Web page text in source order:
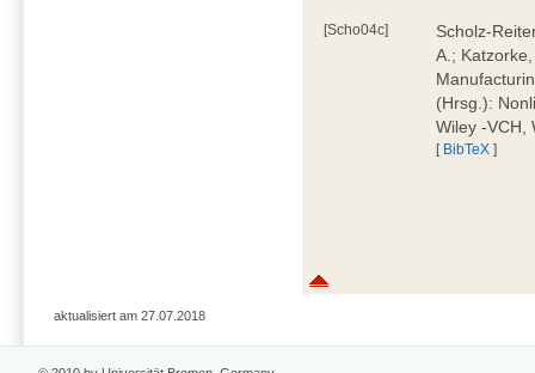
[Scho04c]
Scholz-
A.;
(Hrsg.):
Wiley -VCH,
[ BibTeX ]
aktualisiert am 27.07.2018